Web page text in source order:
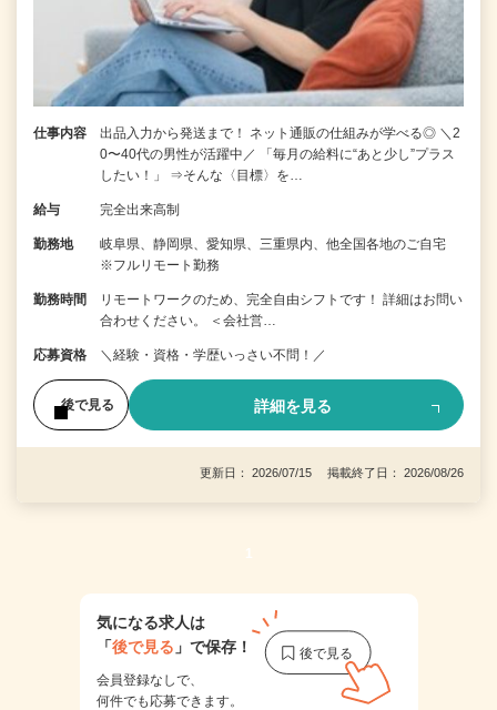
仕事内容
出品入力から発送まで！ ネット通販の仕組みが学べる◎ ＼2
0〜40代の男性が活躍中／ 「毎月の給料に“あと少し”プラス
したい！」 ⇒そんな〈目標〉を…
給与 完全出来高制
勤務地
岐阜県、静岡県、愛知県、三重県内、他全国各地のご自宅
※フルリモート勤務
勤務時間
リモートワークのため、完全自由シフトです！ 詳細はお問い
合わせください。 ＜会社営…
応募資格 ＼経験・資格・学歴いっさい不問！／
後で見る 詳細を見る
更新日： 2026/07/15 掲載終了日： 2026/08/26
1
気になる求人は
「後で見る 」で保存！
会員登録なしで、
何件でも応募できます。